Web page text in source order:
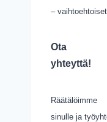
–
Ota
yhteyttä!
Räätälöimme
sinulle ja